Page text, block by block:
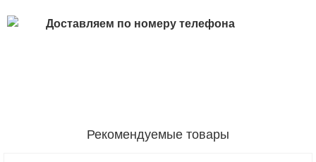
Доставляем по номеру телефона
Рекомендуемые товары